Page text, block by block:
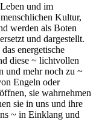
und im
Kultur,
werden als Boten
und dargestellt.
energetische
diese ~ lichtvollen
und mehr noch zu ~
Engeln oder
sie wahrnehmen
sie in uns und ihre
~ in Einklang und